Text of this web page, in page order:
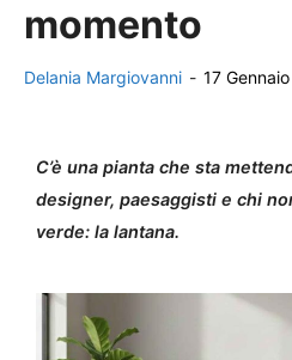
momento
Delania Margiovanni - 17
C’è una pianta che sta
designer, paesaggisti e chi
verde: la lantana.